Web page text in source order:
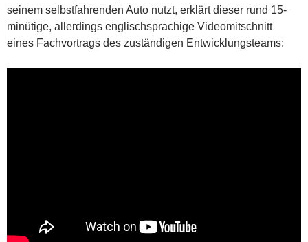
seinem selbstfahrenden Auto nutzt, erklärt dieser rund 15-
minütige, allerdings englischsprachige Videomitschnitt
eines Fachvortrags des zuständigen Entwicklungsteams: